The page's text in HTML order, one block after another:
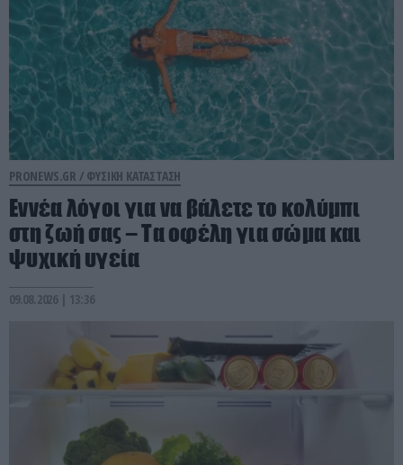
PRONEWS.GR / ΦΥΣΙΚΗ ΚΑΤΑΣΤΑΣΗ
Εννέα λόγοι για να βάλετε το κολύμπι
στη ζωή σας – Τα οφέλη για σώμα και
ψυχική υγεία
09.08.2026 | 13:36